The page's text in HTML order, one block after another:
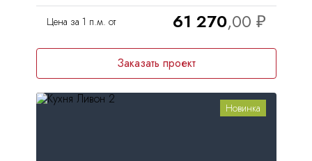
Цена за 1 п.м. от 61 270
Заказать проект
Новинка